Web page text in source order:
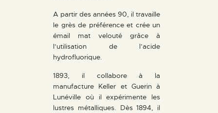
A partir des années 90, il travaille
le grès de préférence et crée un
émail mat velouté grâce à
l’utilisation de l’acide
hydrofluorique.
1893, il collabore à la
manufacture Keller et Guerin à
Lunéville où il expérimente les
lustres métalliques. Dès 1894, il